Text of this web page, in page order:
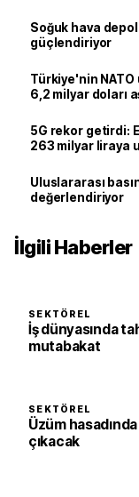
Soğuk hava
güçlendiriyor
Türkiye'nin
6,2 milyar doları
5G rekor getirdi:
263 milyar liraya
Uluslararası
değerlendiriyor
İlgili Haberler
SEKTÖREL
İş dünyasında
mutabakat
SEKTÖREL
Üzüm
çıkacak